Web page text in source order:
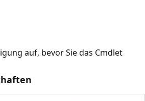
auf, bevor Sie das Cmdlet